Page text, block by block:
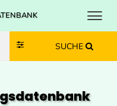
Zum Inhalt springen
Zum Navmenü springen
Zur Suche springen
Zur Footer springen
SUCHE